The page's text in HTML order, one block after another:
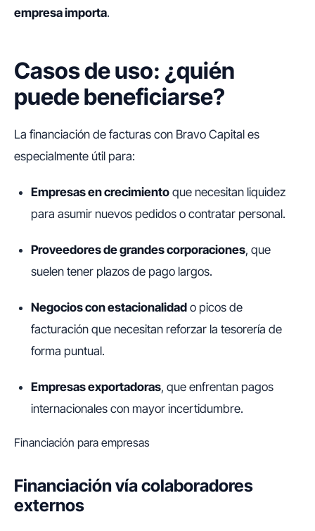
empresa importa.
Casos de uso: ¿quién
puede beneficiarse?
La financiación de facturas con Bravo Capital es
especialmente útil para:
Empresas en crecimiento que necesitan liquidez
para asumir nuevos pedidos o contratar personal.
Proveedores de grandes corporaciones, que
suelen tener plazos de pago largos.
Negocios con estacionalidad o picos de
facturación que necesitan reforzar la tesorería de
forma puntual.
Empresas exportadoras, que enfrentan pagos
internacionales con mayor incertidumbre.
Financiación para empresas
Financiación vía colaboradores
externos